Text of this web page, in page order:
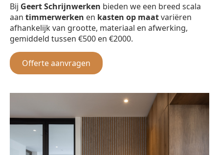
Bij Geert Schrijnwerken bieden we een breed scala
aan timmerwerken en kasten op maatvariëren
afhankelijk van grootte, materiaal en afwerking,
gemiddeld tussen €500 en €2000.
Offerte aanvragen